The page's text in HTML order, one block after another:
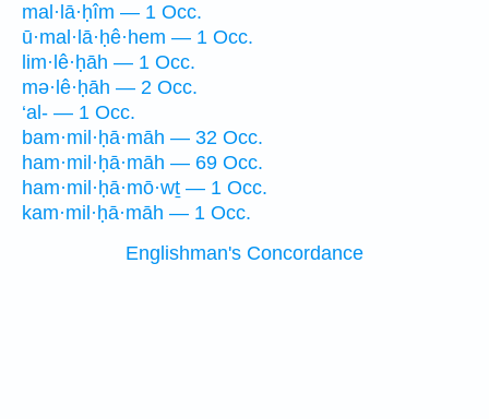
mal·lā·ḥîm — 1 Occ.
ū·mal·lā·ḥê·hem — 1 Occ.
lim·lê·ḥāh — 1 Occ.
mə·lê·ḥāh — 2 Occ.
‘al- — 1 Occ.
bam·mil·ḥā·māh — 32 Occ.
ham·mil·ḥā·māh — 69 Occ.
ham·mil·ḥā·mō·wṯ — 1 Occ.
kam·mil·ḥā·māh — 1 Occ.
Englishman's Concordance